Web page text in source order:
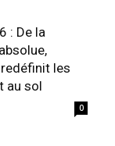
: De la
les
au sol
0